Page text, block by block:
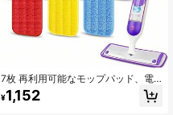
7枚 再利用可能なモップパッド、電
動モップに適しています - マイクロ
ファイバーモップパッド交換用、洗
¥1,152